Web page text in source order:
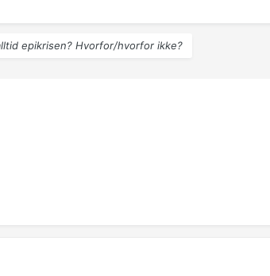
epikrisen? Hvorfor/hvorfor ikke?